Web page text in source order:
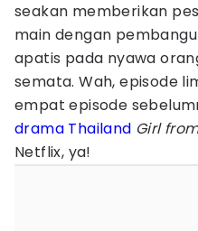
seakan memberikan
main dengan
apatis pada nyawa
semata. Wah, episode
empat episode
drama Thailand Girl
Netflix, ya!